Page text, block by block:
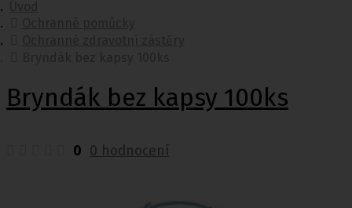
Bryndák bez kapsy 100ks
0 0 hodnocení